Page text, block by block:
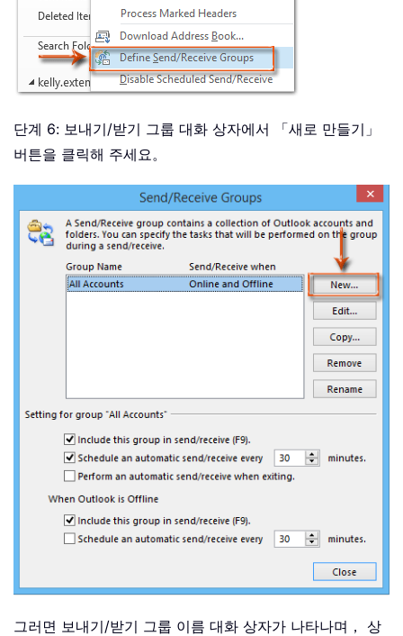
단계 6: 보내기/받기 그룹 대화 상자에서 「새로 만들기」
버튼을 클릭해 주세요。
그러면 보내기/받기 그룹 이름 대화 상자가 나타나며， 상